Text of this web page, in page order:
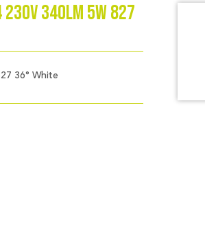
230V 340Lm 5W 827
36° White